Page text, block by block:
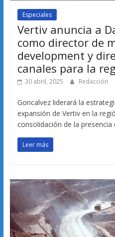
Especiales
Vertiv anuncia a
como director de
development y
canales para la
30 abril, 2025 Redacción
Goncalvez liderará la
expansión de Vertiv en la
consolidación de la presencia
Leer más